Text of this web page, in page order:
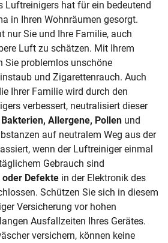
Luftreinigers hat für ein bedeutend
in Ihren Wohnräumen gesorgt.
nur Sie und Ihre Familie, auch
Luft zu schätzen. Mit Ihrem
Sie problemlos unschöne
und Zigarettenrauch. Auch
Ihrer Familie wird durch den
verbessert, neutralisiert dieser
Allergene, Pollen und
auf neutralem Weg aus der
wenn der Luftreiniger einmal
Gebrauch sind
Defekte in der Elektronik des
Schützen Sie sich in diesem
Versicherung vor hohen
Ausfallzeiten Ihres Gerätes.
versichern, können keine